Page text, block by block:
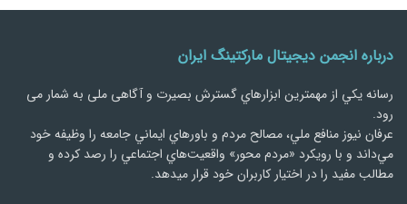
درباره انجمن دیجیتال مارکتینگ ایران
رسانه يكي از مهمترین ابزارهاي گسترش بصیرت و آگاهی ملی به شمار می
رود.
عرفان نیوز منافع ملي، مصالح مردم و باورهاي ايماني جامعه را وظيفه خود
مي‌داند و با رويكرد «مردم‌ محور» واقعيت‌هاي اجتماعي را رصد کرده و
مطالب مفید را در اختیار کاربران خود قرار میدهد.